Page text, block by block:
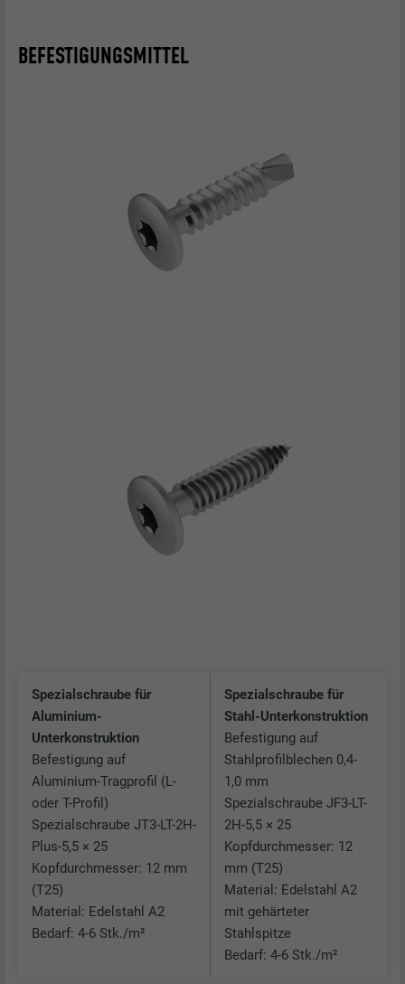
BEFESTIGUNGSMITTEL
Spezialschraube für
Aluminium-
Unterkonstruktion
Befestigung auf
Aluminium-Tragprofil (L-
oder T-Profil)
Spezialschraube JT3-LT-2H-
Plus-5,5 × 25
Kopfdurchmesser: 12 mm
(T25)
Material: Edelstahl A2
Bedarf: 4-6 Stk./m²
Spezialschraube für
Stahl-Unterkonstruktion
Befestigung auf
Stahlprofilblechen 0,4-
1,0 mm
Spezialschraube JF3-LT-
2H-5,5 × 25
Kopfdurchmesser: 12
mm (T25)
Material: Edelstahl A2
mit gehärteter
Stahlspitze
Bedarf: 4-6 Stk./m²